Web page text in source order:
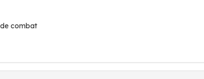
combat